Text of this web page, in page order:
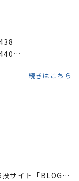
続きはこちら
イト「BLOG」